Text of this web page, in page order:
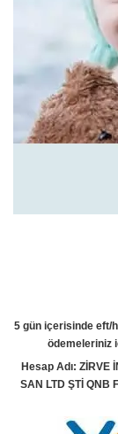
5 gün içerisinde eft/
ödemeleriniz
Hesap Adı: ZİRVE
SAN LTD ŞTİ QNB